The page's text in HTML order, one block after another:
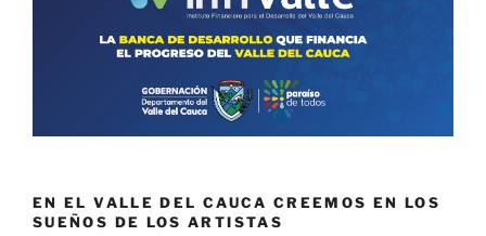
EN EL VALLE DEL CAUCA CREEMOS EN LOS
SUEÑOS DE LOS ARTISTAS